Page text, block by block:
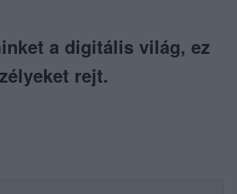
a digitális világ, ez
rejt.